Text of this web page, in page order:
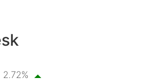
2.72%